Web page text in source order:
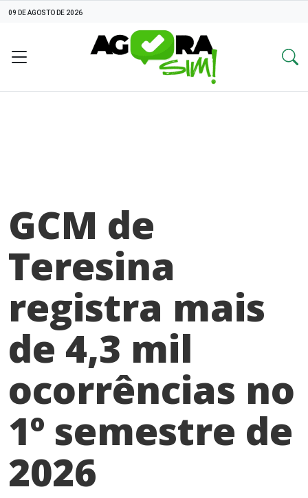
09 DE AGOSTO DE 2026
GCM de
Teresina
registra mais
de 4,3 mil
ocorrências no
1º semestre de
2026